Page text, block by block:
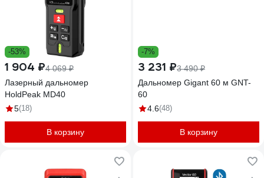
-53%
1 904 ₽4 069 ₽
Лазерный дальномер
HoldPeak MD40
5(18)
В корзину
-7%
3 231 ₽3 490 ₽
Дальномер Gigant 60 м GNT-
60
4.6(48)
В корзину